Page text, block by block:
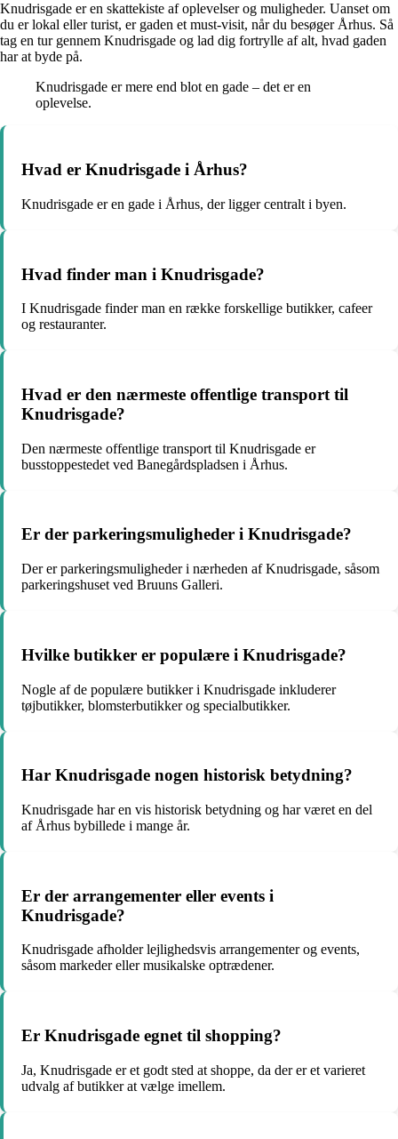
Knudrisgade er en skattekiste af oplevelser og muligheder. Uanset om
du er lokal eller turist, er gaden et must-visit, når du besøger Århus. Så
tag en tur gennem Knudrisgade og lad dig fortrylle af alt, hvad gaden
har at byde på.
Knudrisgade er mere end blot en gade – det er en
oplevelse.
Hvad er Knudrisgade i Århus?
Knudrisgade er en gade i Århus, der ligger centralt i byen.
Hvad finder man i Knudrisgade?
I Knudrisgade finder man en række forskellige butikker, cafeer
og restauranter.
Hvad er den nærmeste offentlige transport til
Knudrisgade?
Den nærmeste offentlige transport til Knudrisgade er
busstoppestedet ved Banegårdspladsen i Århus.
Er der parkeringsmuligheder i Knudrisgade?
Der er parkeringsmuligheder i nærheden af Knudrisgade, såsom
parkeringshuset ved Bruuns Galleri.
Hvilke butikker er populære i Knudrisgade?
Nogle af de populære butikker i Knudrisgade inkluderer
tøjbutikker, blomsterbutikker og specialbutikker.
Har Knudrisgade nogen historisk betydning?
Knudrisgade har en vis historisk betydning og har været en del
af Århus bybillede i mange år.
Er der arrangementer eller events i
Knudrisgade?
Knudrisgade afholder lejlighedsvis arrangementer og events,
såsom markeder eller musikalske optrædener.
Er Knudrisgade egnet til shopping?
Ja, Knudrisgade er et godt sted at shoppe, da der er et varieret
udvalg af butikker at vælge imellem.